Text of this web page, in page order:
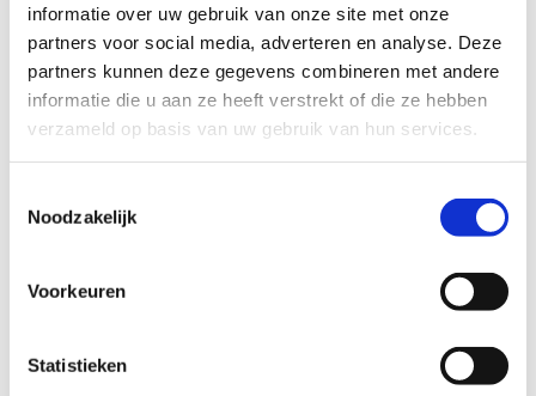
informatie over uw gebruik van onze site met onze
partners voor social media, adverteren en analyse. Deze
partners kunnen deze gegevens combineren met andere
informatie die u aan ze heeft verstrekt of die ze hebben
verzameld op basis van uw gebruik van hun services.
Noodzakelijk
Voorkeuren
Statistieken
dagelijks. Stel u daarom deze vragen:
Loopt mijn archiefruimte vol?
Is mijn klassement niet (helemaal)
op orde?
Kan het compacter?
elkaar?
naar dossiers?
vragen ja? Wees gerust, u bent niet